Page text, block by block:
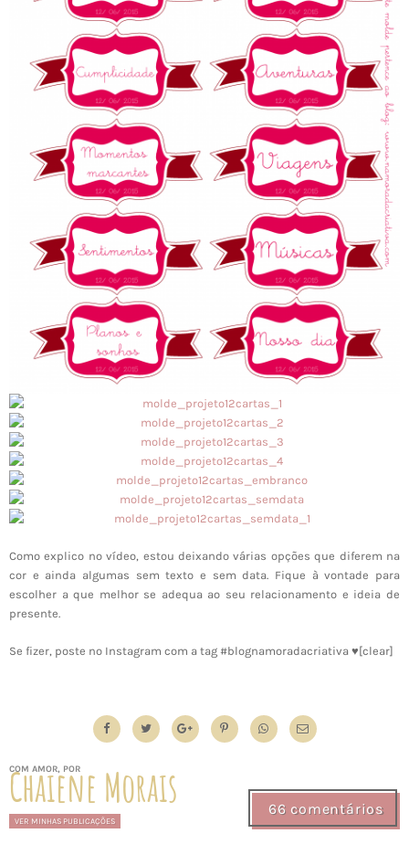
Como explico no vídeo, estou deixando várias opções que diferem na
cor e ainda algumas sem texto e sem data. Fique à vontade para
escolher a que melhor se adequa ao seu relacionamento e ideia de
presente.
Se fizer, poste no Instagram com a tag #blognamoradacriativa ♥[clear]
COM AMOR, POR
Chaiene Morais
VER MINHAS PUBLICAÇÕES
66 comentários